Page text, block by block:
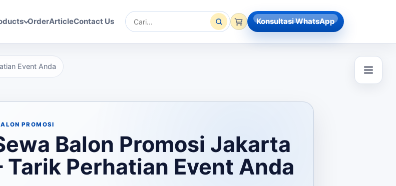
OrderArticleContact Us
Cari
Konsultasi WhatsApp
Event Anda
PROMOSI
Balon Promosi Jakarta
Tarik Perhatian Event Anda